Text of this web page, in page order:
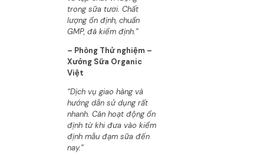
trong sữa tươi. Chất
lượng ổn định, chuẩn
GMP, đã kiểm định.”
– Phòng Thử nghiệm –
Xưởng Sữa Organic
Việt
“Dịch vụ giao hàng và
hướng dẫn sử dụng rất
nhanh. Cân hoạt động ổn
định từ khi đưa vào kiểm
định mẫu đạm sữa đến
nay.”